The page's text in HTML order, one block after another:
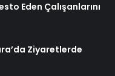
Eden Çalışanlarını
Ziyaretlerde